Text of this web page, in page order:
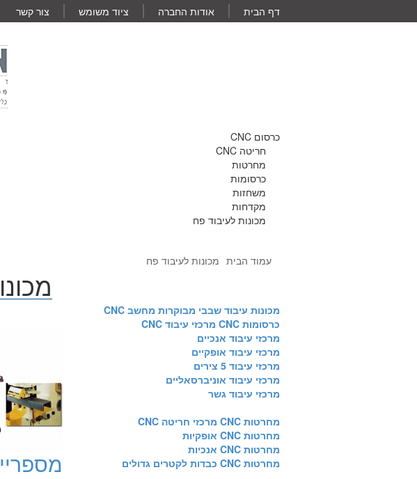
דף הבית אודות החברה ציוד משומש צור קשר
כרסום CNC
חריטה CNC
מחרטות
כרסומות
משחזות
מקדחות
מכונות לעיבוד פח
עמוד הבית מכונות לעיבוד פח
מכונות עיבוד שבבי מבוקרות מחשב CNC
כרסומות CNC מרכזי עיבוד CNC
מרכזי עיבוד אנכיים
מרכזי עיבוד אופקיים
מרכזי עיבוד 5 צירים
מרכזי עיבוד אוניברסאליים
מרכזי עיבוד גשר
מחרטות CNC מרכזי חריטה CNC
מחרטות CNC אופקיות
מחרטות CNC אנכיות
מחרטות CNC כבדות לקטרים גדולים